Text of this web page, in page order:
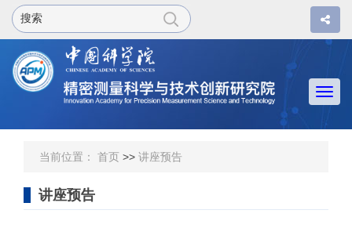
当前位置： 首页 >> 讲座预告
讲座预告